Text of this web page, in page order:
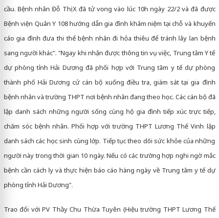
cầu. Bệnh nhân Đỗ Thị X đã tử vong vào lúc 10h ngày 22/2 và đã được
Bệnh viện Quân Y 108 hướng dẫn gia đình khâm niệm tại chỗ và khuyến
cáo gia đình đưa thi thể bệnh nhân đi hỏa thiêu để tránh lây lan bệnh
sang người khác". "Ngay khi nhận được thông tin vụ việc, Trung tâm Y tế
dự phòng tỉnh Hải Dương đã phối hợp với Trung tâm y tế dự phòng
thành phố Hải Dương cử cán bộ xuống điều tra, giám sát tại gia đình
bệnh nhân và trường THPT nơi bệnh nhân đang theo học. Các cán bộ đã
lập danh sách những người sống cùng hộ gia đình tiếp xúc trực tiếp,
chăm sóc bệnh nhân. Phối hợp với trường THPT Lương Thế Vinh lập
danh sách các học sinh cùng lớp. Tiếp tục theo dõi sức khỏe của những
người này trong thời gian 10 ngày. Nếu có các trường hợp nghi ngờ mắc
bệnh cần cách ly và thực hiện báo cáo hàng ngày về Trung tâm y tế dự
phòng tỉnh Hải Dương".
Trao đổi với PV Thầy Chu Thừa Tuyên (Hiệu trường THPT Lương Thế